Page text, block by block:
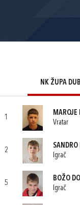
NK ŽUPA
1
Vratar
2
SANDRO
Igrač
5
BOŽO
Igrač